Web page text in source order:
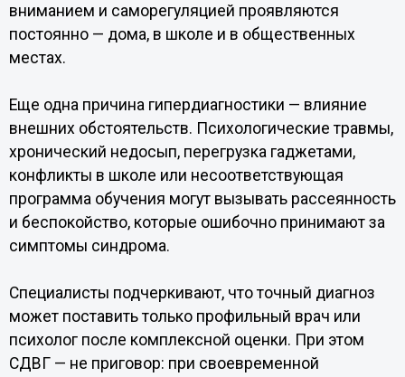
вниманием и саморегуляцией проявляются
постоянно — дома, в школе и в общественных
местах.
Еще одна причина гипердиагностики — влияние
внешних обстоятельств. Психологические травмы,
хронический недосып, перегрузка гаджетами,
конфликты в школе или несоответствующая
программа обучения могут вызывать рассеянность
и беспокойство, которые ошибочно принимают за
симптомы синдрома.
Специалисты подчеркивают, что точный диагноз
может поставить только профильный врач или
психолог после комплексной оценки. При этом
СДВГ — не приговор: при своевременной